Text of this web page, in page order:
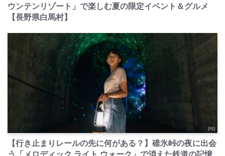
ウンテンリゾート」で楽しむ夏の限定イベント＆グルメ
【長野県白馬村】
PR
【行き止まりレールの先に何がある？】碓氷峠の夜に出会
う「メロディック ライト ウォーク」で消えた鉄道の記憶